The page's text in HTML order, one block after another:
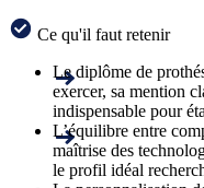
Ce qu'il faut retenir
Le diplôme de
exercer, sa mention
indispensable pour
L’équilibre entre
maîtrise des
le profil idéal